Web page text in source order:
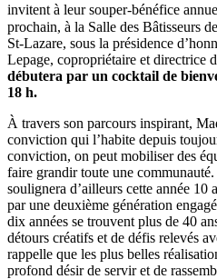
invitent à leur souper-bénéfice
prochain, à la Salle des Bâtisseurs de
St-Lazare, sous la présidence
Lepage, copropriétaire et directrice
débutera par un cocktail de
18 h.
À travers son parcours inspirant,
conviction qui l’habite depuis
conviction, on peut mobiliser des
faire grandir toute une
soulignera d’ailleurs cette année 10
par une deuxième génération
dix années se trouvent plus de 40
détours créatifs et de défis relevés
rappelle que les plus belles
profond désir de servir et de